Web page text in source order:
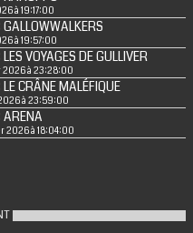
à 19:17:00
à 19:57:00
VOYAGES DE GULLIVER
2026 à 23:28:00
CRÂNE MALÉFIQUE
à 23:59:00
ARENA
2026 à 18:04:00